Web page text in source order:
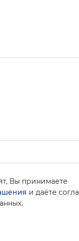
Вы принимаете
и даёте
.